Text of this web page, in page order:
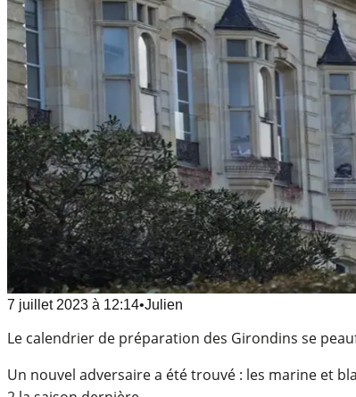
7 juillet 2023 à 12:14•Julien
Le calendrier de préparation des Girondins se
Un nouvel adversaire a été trouvé : les marine et